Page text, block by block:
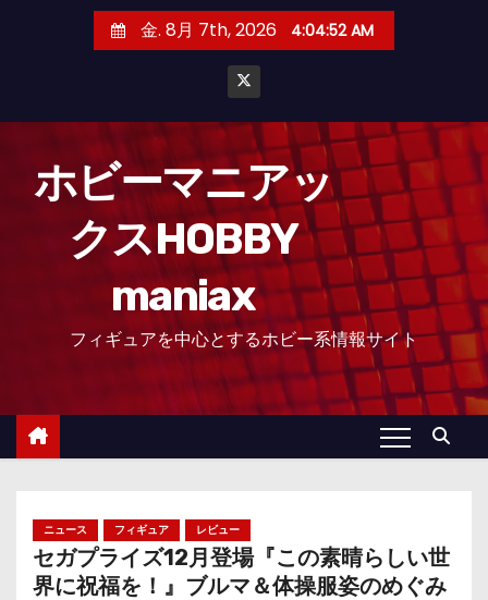
金. 8月 7th, 2026 4:04:53 AM
ホビーマニアッ
クスHOBBY
maniax
フィギュアを中心とするホビー系情報サイト
ニュース フィギュア レビュー
セガプライズ12月登場『この素晴らしい世
界に祝福を！』ブルマ＆体操服姿のめぐみ